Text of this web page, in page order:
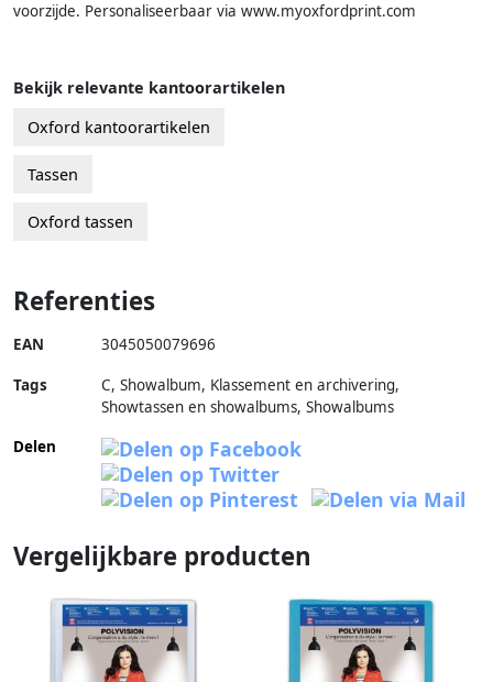
voorzijde. Personaliseerbaar via www.myoxfordprint.com
Bekijk relevante kantoorartikelen
Oxford kantoorartikelen
Tassen
Oxford tassen
Referenties
EAN 3045050079696
Tags
C, Showalbum, Klassement en archivering,
Showtassen en showalbums, Showalbums
Delen
Vergelijkbare producten